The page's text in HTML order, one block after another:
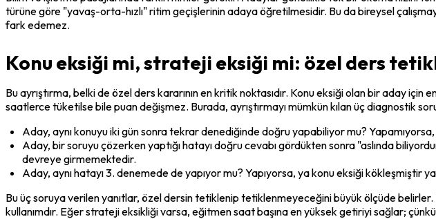
türüne göre "yavaş-orta-hızlı" ritim geçişlerinin adaya öğretilmesidir. Bu da bireysel
fark edemez.
Konu eksiği mi, strateji eksiği mi: özel ders
Bu ayrıştırma, belki de özel ders kararının en kritik noktasıdır. Konu eksiği olan bir aday
saatlerce tüketilse bile puan değişmez. Burada, ayrıştırmayı mümkün kılan üç diagnostik
Aday, aynı konuyu iki gün sonra tekrar denediğinde doğru yapabiliyor mu?
Aday, bir soruyu çözerken yaptığı hatayı doğru cevabı gördükten sonra "aslında
devreye girmemektedir.
Aday, aynı hatayı 3. denemede de yapıyor mu? Yapıyorsa, ya konu eksiği kökleşmiştir
Bu üç soruya verilen yanıtlar, özel dersin tetiklenip tetiklenmeyeceğini büyük ölçüde
kullanımdır. Eğer strateji eksikliği varsa, eğitmen saat başına en yüksek getiriyi sağlar;